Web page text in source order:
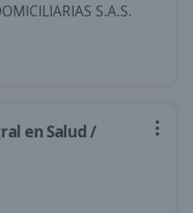
S.A.S.
en Salud /